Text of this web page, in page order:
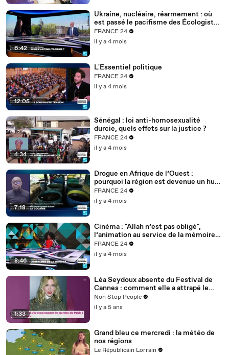
6:42
Ukraine, nucléaire, réarmement : où
est passé le pacifisme des Écologistes
?
FRANCE 24
il y a 4 mois
12:05
L'Essentiel politique
FRANCE 24
il y a 4 mois
4:34
Sénégal : loi anti-homosexualité
durcie, quels effets sur la justice ?
FRANCE 24
il y a 4 mois
7:18
Drogue en Afrique de l’Ouest :
pourquoi la région est devenue un hub
mondial
FRANCE 24
il y a 4 mois
8:46
Cinéma : "Allah n’est pas obligé",
l’animation au service de la mémoire
des enfants-soldats
FRANCE 24
il y a 4 mois
1:33
Léa Seydoux absente du Festival de
Cannes : comment elle a attrapé le
Covid
Non Stop People
il y a 5 ans
Grand bleu ce mercredi : la météo de
nos régions
Le Républicain Lorrain